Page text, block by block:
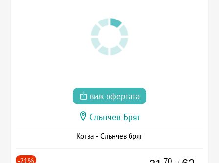
виж офертата
Слънчев Бряг
Котва - Слънчев бряг
-21% .70